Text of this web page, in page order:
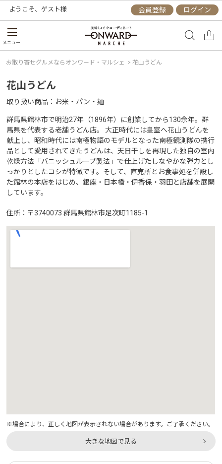
ようこそ、 ゲスト様 会員登録 ログイン
メニュー
お取り寄せグルメならオンワード・マルシェ > 花山うどん
花山うどん
取り扱い商品 お米・パン・麺
群馬県館林市で明治27年（1896年）に創業してから130余年。群
馬県を代表する老舗うどん店。 大正時代には皇室へ花山うどんを
献上し、昭和時代には南極物語のモデルとなった南極観測隊の携行
品として愛用されてきたうどんは、天日干しを再現した独自の室内
乾燥方法「バニッシュループ製法」で仕上げたしなやかな弾力とし
っかりとしたコシが特徴です。そして、直売所とお食事処を併設し
た館林の本店をはじめ、銀座・日本橋・伊香保・羽田と店舗を展開
しています。
住所 〒3740073 群馬県館林市足次町1185-1
※場合により、正しく地図が表示されない場合があります。ご了承ください。
大きな地図で見る